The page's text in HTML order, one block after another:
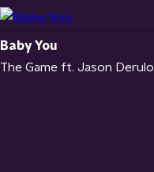
Baby You
The Game ft. Jason Derulo